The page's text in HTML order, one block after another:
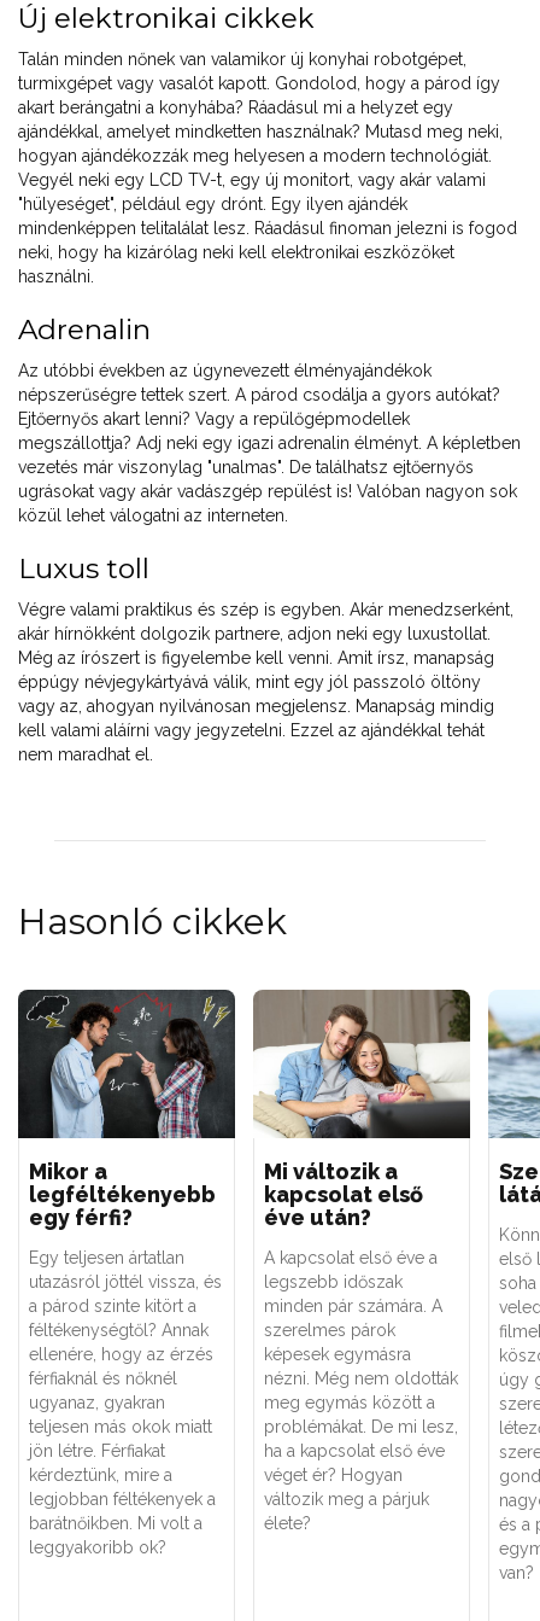
Új elektronikai cikkek
Talán minden nőnek van valamikor új konyhai robotgépet,
turmixgépet vagy vasalót kapott. Gondolod, hogy a párod így
akart berángatni a konyhába? Ráadásul mi a helyzet egy
ajándékkal, amelyet mindketten használnak? Mutasd meg neki,
hogyan ajándékozzák meg helyesen a modern technológiát.
Vegyél neki egy LCD TV-t, egy új monitort, vagy akár valami
"hülyeséget", például egy drónt. Egy ilyen ajándék
mindenképpen telitalálat lesz. Ráadásul finoman jelezni is fogod
neki, hogy ha kizárólag neki kell elektronikai eszközöket
használni.
Adrenalin
Az utóbbi években az úgynevezett élményajándékok
népszerűségre tettek szert. A párod csodálja a gyors autókat?
Ejtőernyős akart lenni? Vagy a repülőgépmodellek
megszállottja? Adj neki egy igazi adrenalin élményt. A képletben
vezetés már viszonylag "unalmas". De találhatsz ejtőernyős
ugrásokat vagy akár vadászgép repülést is! Valóban nagyon sok
közül lehet válogatni az interneten.
Luxus toll
Végre valami praktikus és szép is egyben. Akár menedzserként,
akár hírnökként dolgozik partnere, adjon neki egy luxustollat.
Még az írószert is figyelembe kell venni. Amit írsz, manapság
éppúgy névjegykártyává válik, mint egy jól passzoló öltöny
vagy az, ahogyan nyilvánosan megjelensz. Manapság mindig
kell valami aláírni vagy jegyzetelni. Ezzel az ajándékkal tehát
nem maradhat el.
Hasonló cikkek
Mikor a
legféltékenyebb
egy férfi?
Egy teljesen ártatlan
utazásról jöttél vissza, és
a párod szinte kitört a
féltékenységtől? Annak
ellenére, hogy az érzés
férfiaknál és nőknél
ugyanaz, gyakran
teljesen más okok miatt
jön létre. Férfiakat
kérdeztünk, mire a
legjobban féltékenyek a
barátnőikben. Mi volt a
leggyakoribb ok?
Mi változik a
kapcsolat első
éve után?
A kapcsolat első éve a
legszebb időszak
minden pár számára. A
szerelmes párok
képesek egymásra
nézni. Még nem oldották
meg egymás között a
problémákat. De mi lesz,
ha a kapcsolat első éve
véget ér? Hogyan
változik meg a párjuk
élete?
első
úgy
és a
van?